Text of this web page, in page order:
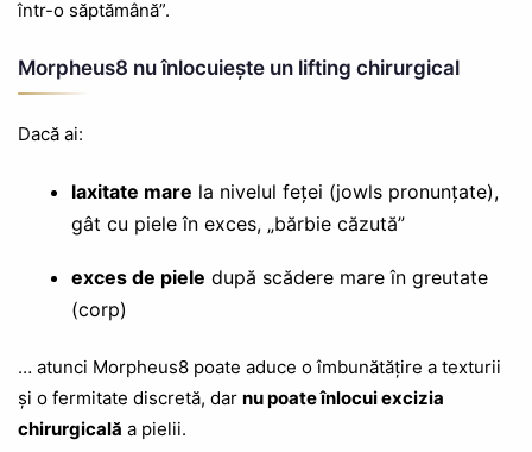
într-o săptămână”.
Morpheus8 nu înlocuiește un lifting chirurgical
Dacă ai:
laxitate mare la nivelul feței (jowls pronunțate),
gât cu piele în exces, „bărbie căzută”
exces de piele după scădere mare în greutate
(corp)
… atunci Morpheus8 poate aduce o îmbunătățire a texturii
și o fermitate discretă, dar nu poate înlocui excizia
chirurgicală a pielii.